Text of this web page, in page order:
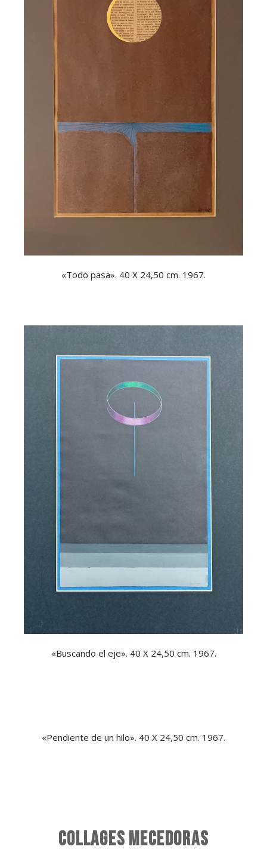
«Todo pasa». 40 X 24,50 cm. 1967.
«Buscando el eje». 40 X 24,50 cm. 1967.
«Pendiente de un hilo». 40 X 24,50 cm. 1967.
COLLAGES MECEDORAS